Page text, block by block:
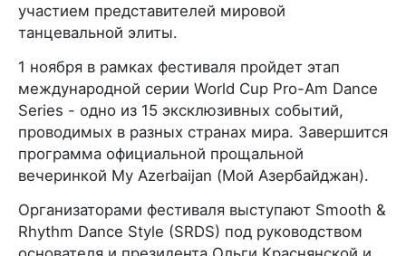
участием представителей мировой
танцевальной элиты.
1 ноября в рамках фестиваля пройдет этап
международной серии World Cup Pro-Am Dance
Series - одно из 15 эксклюзивных событий,
проводимых в разных странах мира. Завершится
программа официальной прощальной
вечеринкой My Azerbaijan (Мой Азербайджан).
Организаторами фестиваля выступают Smooth &
Rhythm Dance Style (SRDS) под руководством